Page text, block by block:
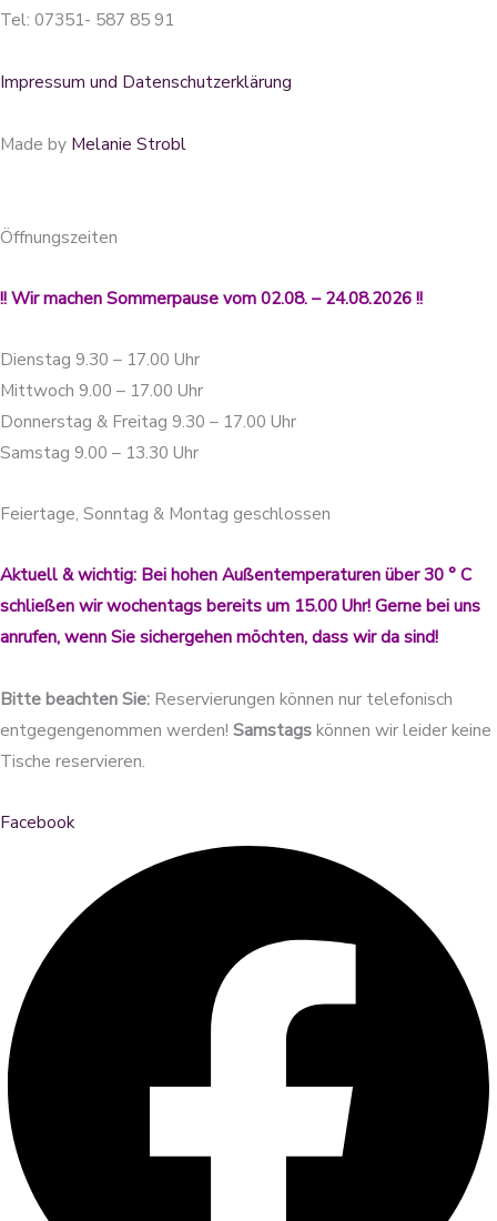
Tel: 07351- 587 85 91
Impressum und Datenschutzerklärung
Made by Melanie Strobl
Öffnungszeiten
!! Wir machen Sommerpause vom 02.08. – 24.08.2026 !!
Dienstag 9.30 – 17.00 Uhr
Mittwoch 9.00 – 17.00 Uhr
Donnerstag & Freitag 9.30 – 17.00 Uhr
Samstag 9.00 – 13.30 Uhr
Feiertage, Sonntag & Montag geschlossen
Aktuell & wichtig: Bei hohen Außentemperaturen über 30 ° C
schließen wir wochentags bereits um 15.00 Uhr! Gerne bei uns
anrufen, wenn Sie sichergehen möchten, dass wir da sind!
Bitte beachten Sie: Reservierungen können nur telefonisch
entgegengenommen werden! Samstagskönnen wir leider keine
Tische reservieren.
Facebook